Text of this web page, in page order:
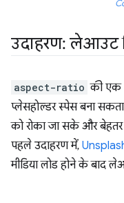
उदाहरण: लेआउट
aspect-ratio की एक
प्लेसहोल्डर स्पेस बना
को रोका जा सके और
पहले उदाहरण में,
मीडिया लोड होने के बाद